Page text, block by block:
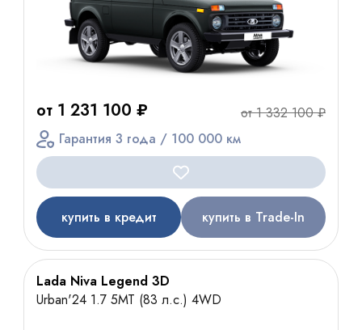
от 1 231 100 ₽
от 1 332 100 ₽
Гарантия 3 года / 100 000 км
купить в кредит купить в Trade-In
Lada Niva Legend 3D
Urban'24 1.7 5МТ (83 л.с.) 4WD